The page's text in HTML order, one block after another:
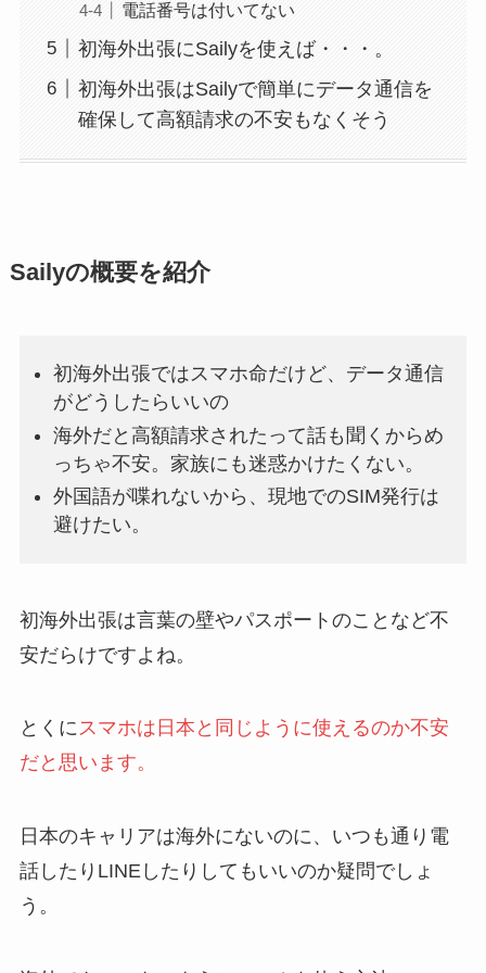
電話番号は付いてない
初海外出張にSailyを使えば・・・。
初海外出張はSailyで簡単にデータ通信を
確保して高額請求の不安もなくそう
Sailyの概要を紹介
初海外出張ではスマホ命だけど、データ通信
がどうしたらいいの
海外だと高額請求されたって話も聞くからめ
っちゃ不安。家族にも迷惑かけたくない。
外国語が喋れないから、現地でのSIM発行は
避けたい。
初海外出張は言葉の壁やパスポートのことなど不
安だらけですよね。
とくにスマホは日本と同じように使えるのか不安
だと思います。
日本のキャリアは海外にないのに、いつも通り電
話したりLINEしたりしてもいいのか疑問でしょ
う。